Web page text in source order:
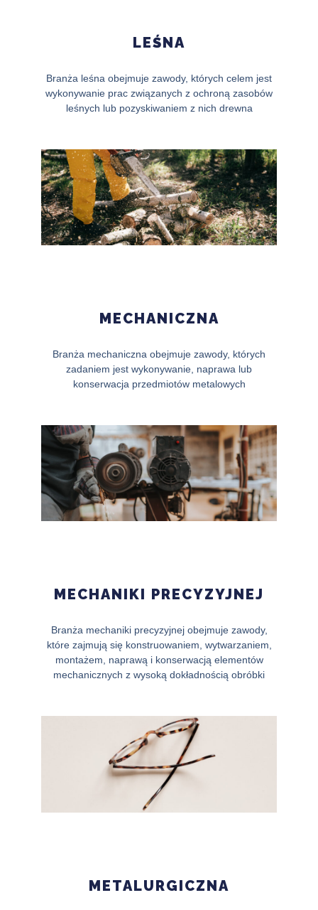
LEŚNA
Branża leśna obejmuje zawody, których celem jest
wykonywanie prac związanych z ochroną zasobów
leśnych lub pozyskiwaniem z nich drewna
MECHANICZNA
Branża mechaniczna obejmuje zawody, których
zadaniem jest wykonywanie, naprawa lub
konserwacja przedmiotów metalowych
MECHANIKI PRECYZYJNEJ
Branża mechaniki precyzyjnej obejmuje zawody,
które zajmują się konstruowaniem, wytwarzaniem,
montażem, naprawą i konserwacją elementów
mechanicznych z wysoką dokładnością obróbki
METALURGICZNA